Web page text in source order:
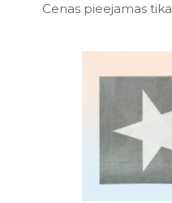
Cenas pieejamas